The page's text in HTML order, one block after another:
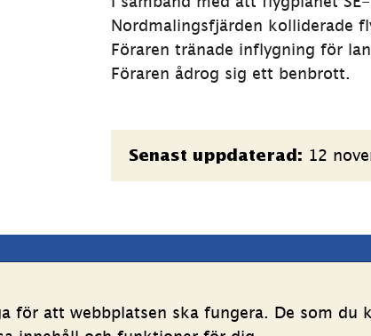
för att webbplatsen ska fungera. De som du
Nordmalingsfjärden kolliderade
Föraren tränade inflygning för
Föraren ådrog sig ett benbrott.
Sidinformation
Senast uppdaterad: 12